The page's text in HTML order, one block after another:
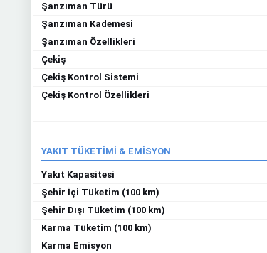
Şanzıman Türü
Şanzıman Kademesi
Şanzıman Özellikleri
Çekiş
Çekiş Kontrol Sistemi
Çekiş Kontrol Özellikleri
YAKIT TÜKETİMİ & EMİSYON
Yakıt Kapasitesi
Şehir İçi Tüketim (100 km)
Şehir Dışı Tüketim (100 km)
Karma Tüketim (100 km)
Karma Emisyon